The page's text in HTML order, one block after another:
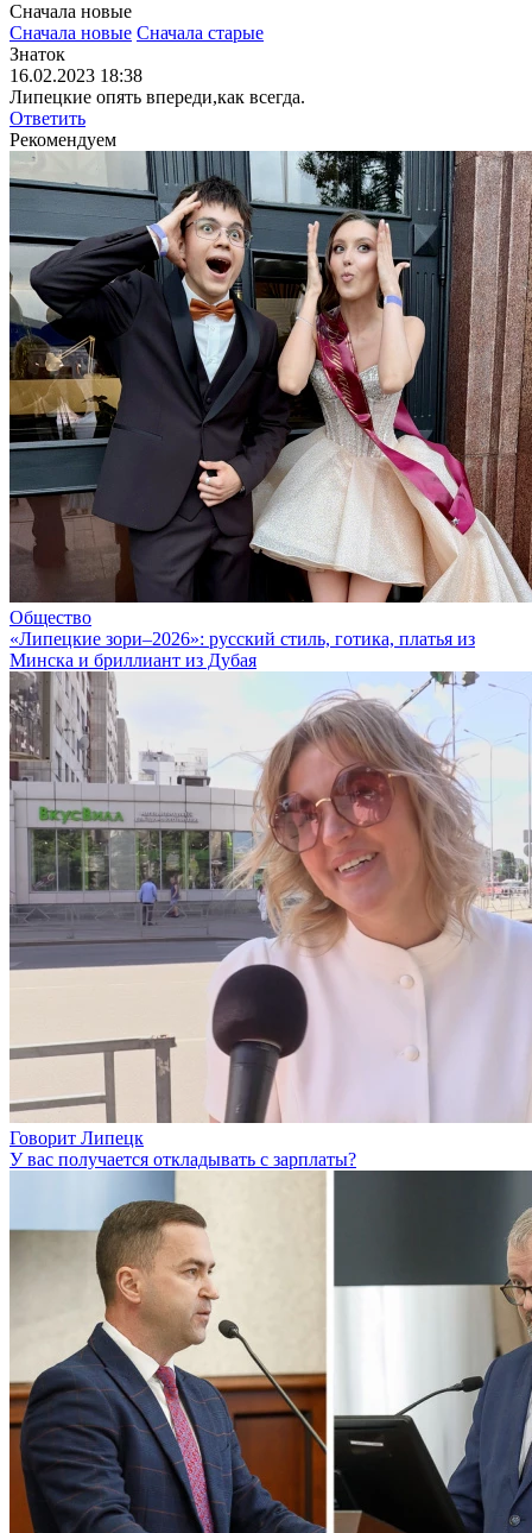
Сначала новые
Сначала новые Сначала старые
Знаток
16.02.2023 18:38
Липецкие опять впереди,как всегда.
Ответить
Рекомендуем
Общество
«Липецкие зори–2026»: русский стиль, готика, платья из
Минска и бриллиант из Дубая
Говорит Липецк
У вас получается откладывать с зарплаты?